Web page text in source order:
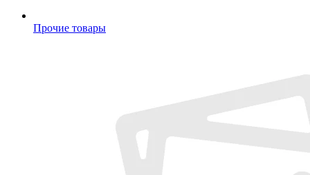
Прочие товары